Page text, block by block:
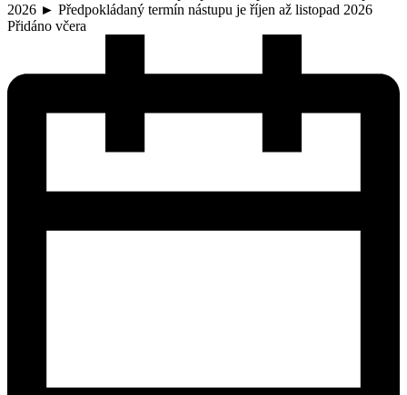
2026 ► Předpokládaný termín nástupu je říjen až listopad 2026
Přidáno včera